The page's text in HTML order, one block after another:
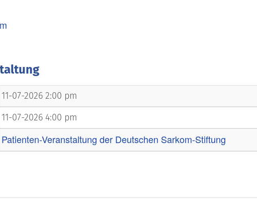
11-07-2026 2:00 pm
11-07-2026 4:00 pm
Patienten-Veranstaltung der Deutschen Sarkom-Stiftung